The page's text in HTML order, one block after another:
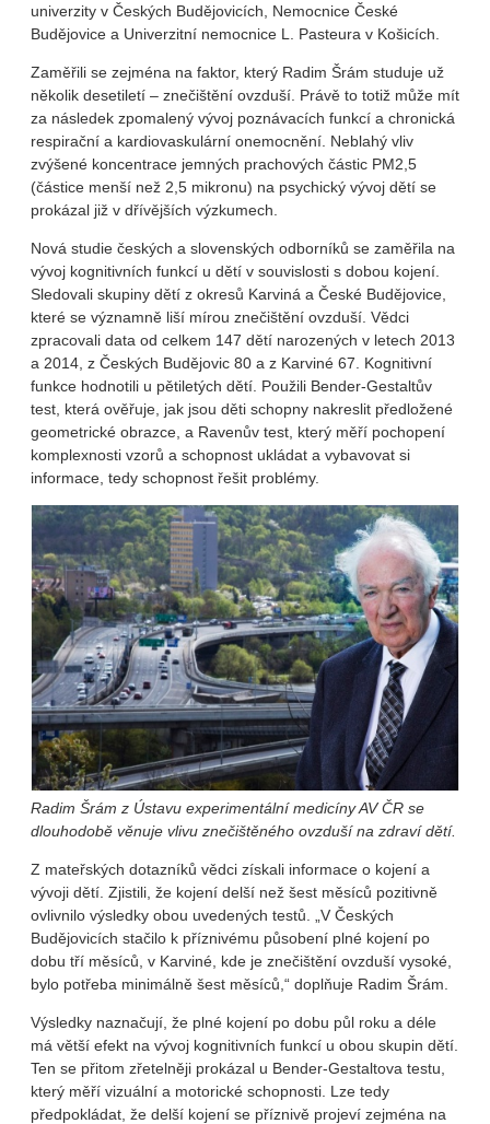
univerzity v Českých Budějovicích, Nemocnice České
Budějovice a Univerzitní nemocnice L. Pasteura v Košicích.
Zaměřili se zejména na faktor, který Radim Šrám studuje už
několik desetiletí – znečištění ovzduší. Právě to totiž může mít
za následek zpomalený vývoj poznávacích funkcí a chronická
respirační a kardiovaskulární onemocnění. Neblahý vliv
zvýšené koncentrace jemných prachových částic PM2,5
(částice menší než 2,5 mikronu) na psychický vývoj dětí se
prokázal již v dřívějších výzkumech.
Nová studie českých a slovenských odborníků se zaměřila na
vývoj kognitivních funkcí u dětí v souvislosti s dobou kojení.
Sledovali skupiny dětí z okresů Karviná a České Budějovice,
které se významně liší mírou znečištění ovzduší. Vědci
zpracovali data od celkem 147 dětí narozených v letech 2013
a 2014, z Českých Budějovic 80 a z Karviné 67. Kognitivní
funkce hodnotili u pětiletých dětí. Použili Bender-Gestaltův
test, která ověřuje, jak jsou děti schopny nakreslit předložené
geometrické obrazce, a Ravenův test, který měří pochopení
komplexnosti vzorů a schopnost ukládat a vybavovat si
informace, tedy schopnost řešit problémy.
Radim Šrám z Ústavu experimentální medicíny AV ČR se
dlouhodobě věnuje vlivu znečištěného ovzduší na zdraví dětí.
Z mateřských dotazníků vědci získali informace o kojení a
vývoji dětí. Zjistili, že kojení delší než šest měsíců pozitivně
ovlivnilo výsledky obou uvedených testů. „V Českých
Budějovicích stačilo k příznivému působení plné kojení po
dobu tří měsíců, v Karviné, kde je znečištění ovzduší vysoké,
bylo potřeba minimálně šest měsíců,“ doplňuje Radim Šrám.
Výsledky naznačují, že plné kojení po dobu půl roku a déle
má větší efekt na vývoj kognitivních funkcí u obou skupin dětí.
Ten se přitom zřetelněji prokázal u Bender-Gestaltova testu,
který měří vizuální a motorické schopnosti. Lze tedy
předpokládat, že delší kojení se příznivě projeví zejména na